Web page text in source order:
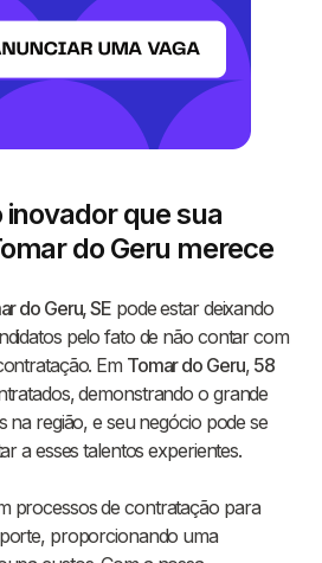
que sua
do Geru merece
do Geru, SE pode estar deixando
pelo fato de não contar com
Em Tomar do Geru, 58
demonstrando o grande
na região, e seu negócio pode se
a esses talentos experientes.
processos de contratação para
proporcionando uma